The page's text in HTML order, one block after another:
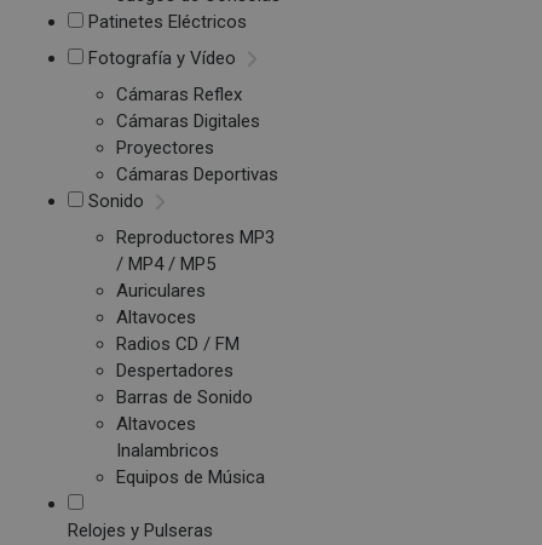
Patinetes Eléctricos
Fotografía y Vídeo
Cámaras Reflex
Cámaras Digitales
Proyectores
Cámaras Deportivas
Sonido
Reproductores MP3
/ MP4 / MP5
Auriculares
Altavoces
Radios CD / FM
Despertadores
Barras de Sonido
Altavoces
Inalambricos
Equipos de Música
Relojes y Pulseras